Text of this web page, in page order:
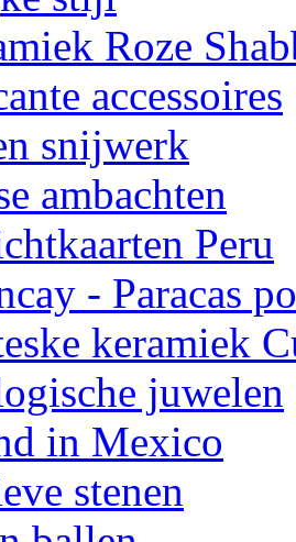
Roze
accessoires
snijwerk
ambachten
Peru
- Paracas
keramiek
juwelen
in Mexico
stenen